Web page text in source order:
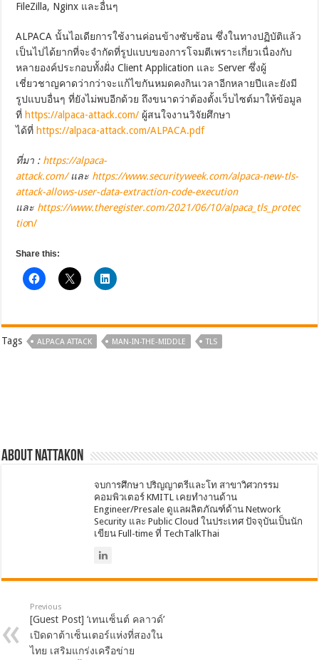
FileZilla, Nginx และอื่นๆ
ALPACA นั้นไอเดียการใช้งานค่อนข้างซับซ้อน ซึ่งในทางปฏิบัติแล้ว
เป็นไปได้ยากที่จะจำกัดที่รูปแบบของการโจมตีเพราะเกี่ยวเนื่องกับ
หลายองค์ประกอบทั้งฝั่ง Client Application และ Server ซึ่งผู้
เชี่ยวชาญคาดว่ากว่าจะแก้ไขกันหมดคงกินเวลาอีกหลายปีและยังมี
รูปแบบอื่นๆ ที่ยังไม่พบอีกด้วย ถึงขนาดว่าต้องตั้งเว็บไซต์มาให้ข้อมูล
ที่ https://alpaca-attack.com/ ผู้สนใจงานวิจัยศึกษา
ได้ที่ https://alpaca-attack.com/ALPACA.pdf
ที่มา : https://alpaca-
attack.com/และ https://www.securityweek.com/alpaca-new-tls-
attack-allows-user-data-extraction-code-execution
และ https://www.theregister.com/2021/06/10/alpaca_tls_protec
tion/
Share this:
Tags ALPACA ATTACK MAN-IN-THE-MIDDLE TLS
About nattakon
จบการศึกษา ปริญญาตรีและโท สาขาวิศวกรรม
คอมพิวเตอร์ KMITL เคยทำงานด้าน
Engineer/Presale ดูแลผลิตภัณฑ์ด้าน Network
Security และ Public Cloud ในประเทศ ปัจจุบันเป็นนัก
เขียน Full-time ที่ TechTalkThai
Previous
[Guest Post] ‘เทนเซ็นต์ คลาวด์’
เปิดดาต้าเซ็นเตอร์แห่งที่สองใน
ไทย เสริมแกร่งเครือข่าย